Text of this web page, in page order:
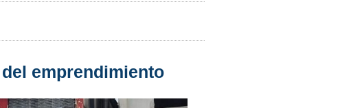
emprendimiento